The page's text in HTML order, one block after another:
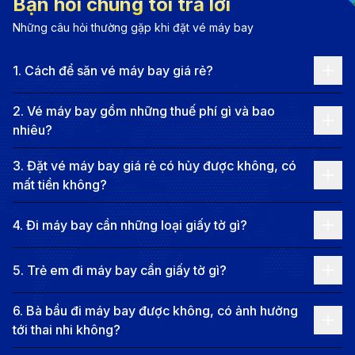
bản giao hưởng đa thanh và đầy màu sắc. Một thành
phố luôn ẩn chứa những điều bất ngờ, Jakarta luôn là
điểm đến lý tưởng cho những ai muốn khám phá và
trải nghiệm những điều mới lạ.
Thông tin các chặng bay từ Nha
Trang đến Jakarta
Các tuyến bay phổ biến từ Nha Trang đến
Jakarta
Hiện tại, không có chuyến bay thẳng từ Nha Trang
đến Jakarta. Hành khách sẽ cần bay nối chuyến qua
các thành phố lớn như TP.HCM hoặc Kuala Lumpur.
Thời gian bay từ Nha Trang đến Jakarta thường kéo
dài từ 12 đến 27 giờ, tùy thuộc vào điểm nối chuyến
và thời gian chờ đợi. Các tuyến bay phổ biến bao gồm:
Những câu hỏi thường gặp khi đặt vé máy bay
1. Cách để săn vé máy bay giá rẻ?
2. Vé máy bay gồm những thuế phí gì và bao
nhiêu?
3. Đặt vé máy bay giá rẻ có hủy được không, có
mất tiền không?
4. Đi máy bay cần những loại giấy tờ gì?
5. Trẻ em đi máy bay cần giấy tờ gì?
6. Bà bầu đi máy bay được không, có ảnh hưởng
tới thai nhi không?